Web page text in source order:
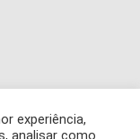
experiência,
analisar como